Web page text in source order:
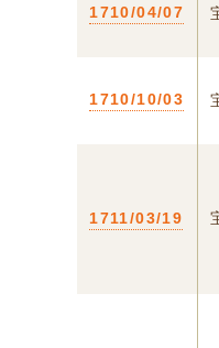
1710/04/07
1710/10/03
1711/03/19